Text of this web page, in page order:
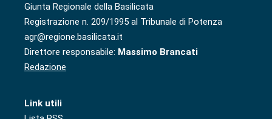
Giunta Regionale della Basilicata
Registrazione n. 209/1995 al Tribunale di Potenza
agr@regione.basilicata.it
Direttore responsabile: Massimo Brancati
Redazione
Link utili